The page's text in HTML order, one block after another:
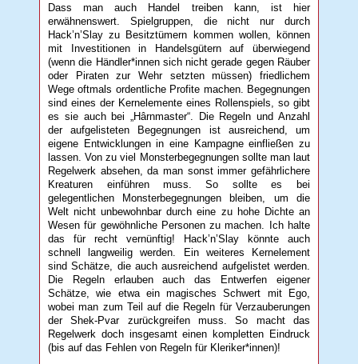
Dass man auch Handel treiben kann, ist hier
erwähnenswert. Spielgruppen, die nicht nur durch
Hack’n’Slay zu Besitztümern kommen wollen, können
mit Investitionen in Handelsgütern auf überwiegend
(wenn die Händler*innen sich nicht gerade gegen Räuber
oder Piraten zur Wehr setzten müssen) friedlichem
Wege oftmals ordentliche Profite machen. Begegnungen
sind eines der Kernelemente eines Rollenspiels, so gibt
es sie auch bei „Hârnmaster“. Die Regeln und Anzahl
der aufgelisteten Begegnungen ist ausreichend, um
eigene Entwicklungen in eine Kampagne einfließen zu
lassen. Von zu viel Monsterbegegnungen sollte man laut
Regelwerk absehen, da man sonst immer gefährlichere
Kreaturen einführen muss. So sollte es bei
gelegentlichen Monsterbegegnungen bleiben, um die
Welt nicht unbewohnbar durch eine zu hohe Dichte an
Wesen für gewöhnliche Personen zu machen. Ich halte
das für recht vernünftig! Hack’n’Slay könnte auch
schnell langweilig werden. Ein weiteres Kernelement
sind Schätze, die auch ausreichend aufgelistet werden.
Die Regeln erlauben auch das Entwerfen eigener
Schätze, wie etwa ein magisches Schwert mit Ego,
wobei man zum Teil auf die Regeln für Verzauberungen
der Shek-Pvar zurückgreifen muss. So macht das
Regelwerk doch insgesamt einen kompletten Eindruck
(bis auf das Fehlen von Regeln für Kleriker*innen)!